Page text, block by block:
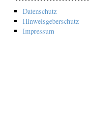
Datenschutz
Hinweisgeberschutz
Impressum